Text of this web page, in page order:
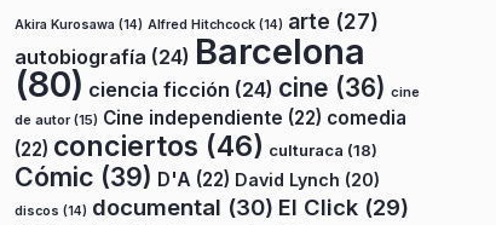
Akira Kurosawa (14) Alfred Hitchcock (14) arte (27)
autobiografía (24) Barcelona
(80) ciencia ficción (24) cine (36) cine
de autor(15) Cine independiente (22) comedia
(22) conciertos (46) culturaca (18)
Cómic (39) D'A (22) David Lynch (20)
discos (14) documental (30) El Click (29)